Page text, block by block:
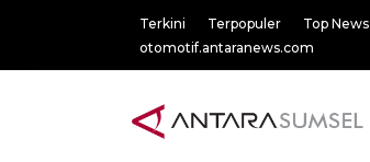
Terkini Terpopuler Top News
otomotif.antaranews.com